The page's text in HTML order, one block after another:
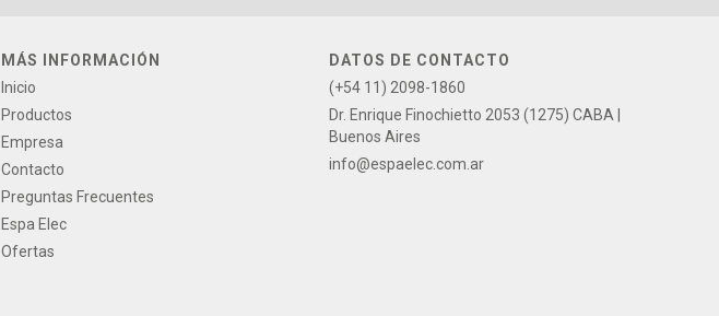
MÁS INFORMACIÓN
Inicio
Productos
Empresa
Contacto
Preguntas Frecuentes
Espa Elec
Ofertas
DATOS DE CONTACTO
(+54 11) 2098-1860
Dr. Enrique Finochietto 2053 (1275) CABA |
Buenos Aires
info@espaelec.com.ar